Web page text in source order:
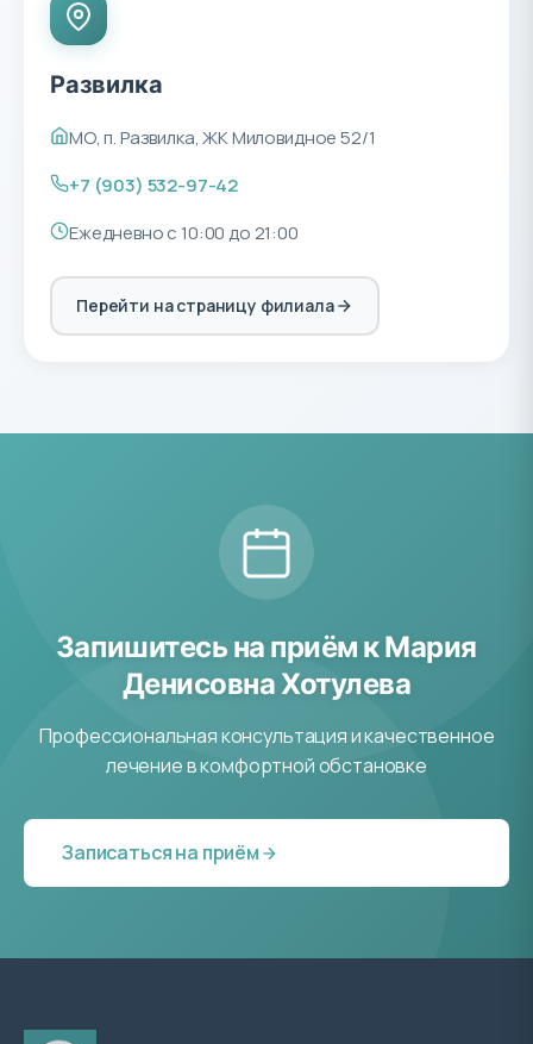
Развилка
МО, п. Развилка, ЖК Миловидное 52/1
+7 (903) 532-97-42
Ежедневно с 10:00 до 21:00
Перейти на страницу филиала
Запишитесь на приём к Мария
Денисовна Хотулева
Профессиональная консультация и качественное
лечение в комфортной обстановке
Записаться на приём